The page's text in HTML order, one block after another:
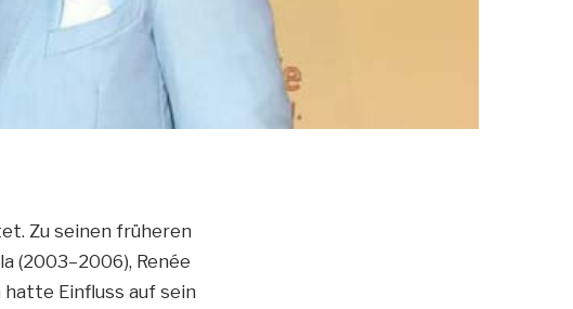
Zu seinen früheren
(2003–2006), Renée
hatte Einfluss auf sein